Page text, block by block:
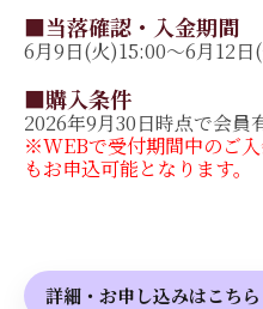
■当落確認・入金期間
6月9日(火)15:00～6月12日
■購入条件
2026年9月30日時点で会員
※WEBで受付期間中のご
もお申込可能となります。
詳細・お申し込みはこちら